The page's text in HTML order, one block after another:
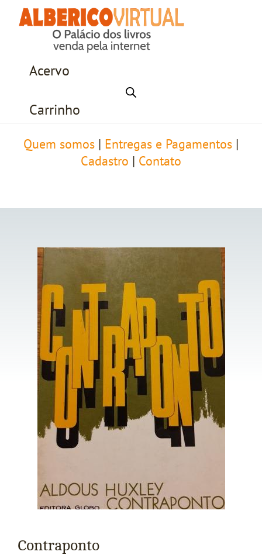
Acervo
Carrinho
Quem somos Entregas e Pagamentos
Cadastro
Contato
Contraponto